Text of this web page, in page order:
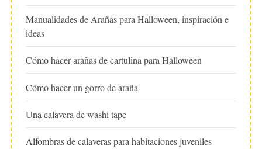
Manualidades de Arañas para Halloween, inspiración e
ideas
Cómo hacer arañas de cartulina para Halloween
Cómo hacer un gorro de araña
Una calavera de washi tape
Alfombras de calaveras para habitaciones juveniles